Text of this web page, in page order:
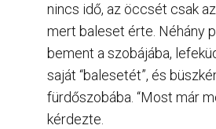
nincs idő, az öccsét csak
mert baleset érte. Néhány
bement a szobájába,
saját “balesetét”, és
fürdőszobába. “Most már
kérdezte.